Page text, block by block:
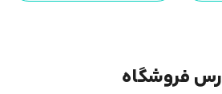
فروشگاه